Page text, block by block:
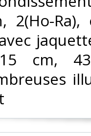
2(Ho-
cm,